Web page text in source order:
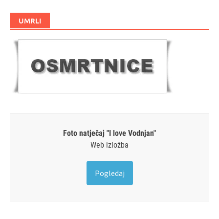
UMRLI
Foto natječaj "I love Vodnjan"
Web izložba
Pogledaj